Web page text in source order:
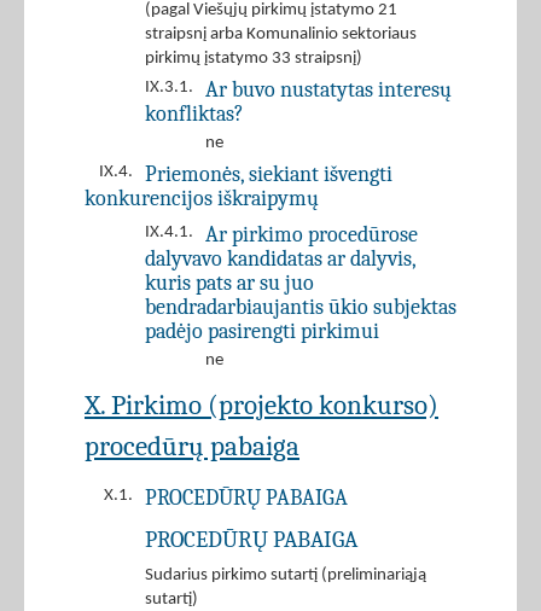
(pagal Viešųjų pirkimų įstatymo 21
straipsnį arba Komunalinio sektoriaus
pirkimų įstatymo 33 straipsnį)
IX.3.1.
Ar buvo nustatytas interesų
konfliktas?
ne
IX.4.
Priemonės, siekiant išvengti
konkurencijos iškraipymų
IX.4.1.
Ar pirkimo procedūrose
dalyvavo kandidatas ar dalyvis,
kuris pats ar su juo
bendradarbiaujantis ūkio subjektas
padėjo pasirengti pirkimui
ne
X. Pirkimo (projekto konkurso)
procedūrų pabaiga
X.1. PROCEDŪRŲ PABAIGA
PROCEDŪRŲ PABAIGA
Sudarius pirkimo sutartį (preliminariąją
sutartį)